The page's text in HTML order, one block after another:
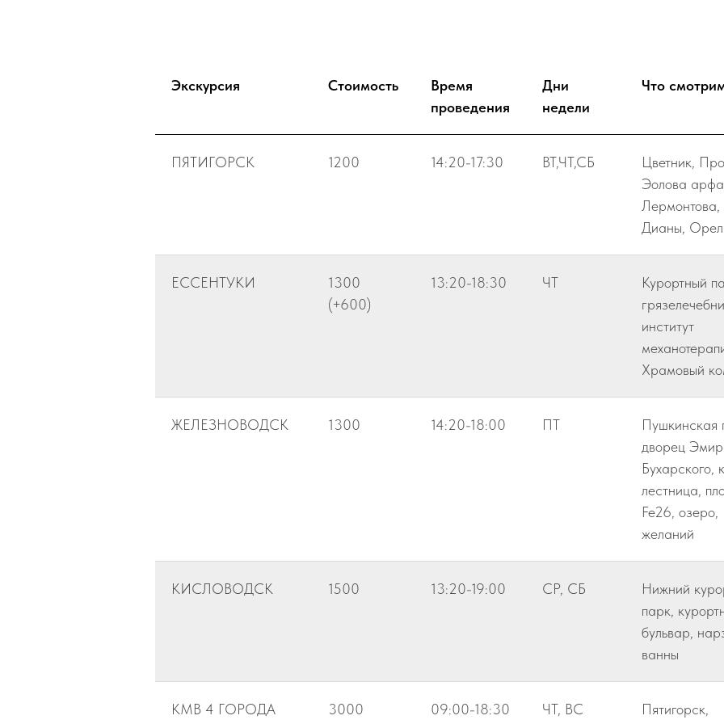
Экскурсия Стоимость
Время
проведения
Дни
недели
Что
ПЯТИГОРСК 1200 14:20-17:30 ВТ,ЧТ,СБ
Цветник,
Эолова
Лермонтова,
Дианы, Орел
ЕССЕНТУКИ
1300
(+600)
13:20-18:30 ЧТ
Курортный
институт
Храмовый
ЖЕЛЕЗНОВОДСК 1300 14:20-18:00 ПТ
Пушкинская
дворец
Бухарского,
лестница,
Fe26,
желаний
КИСЛОВОДСК 1500 13:20-19:00 СР, СБ
Нижний
парк,
бульвар,
ванны
КМВ 4 ГОРОДА 3000 09:00-18:30 ЧТ, ВС
Пятигорск,